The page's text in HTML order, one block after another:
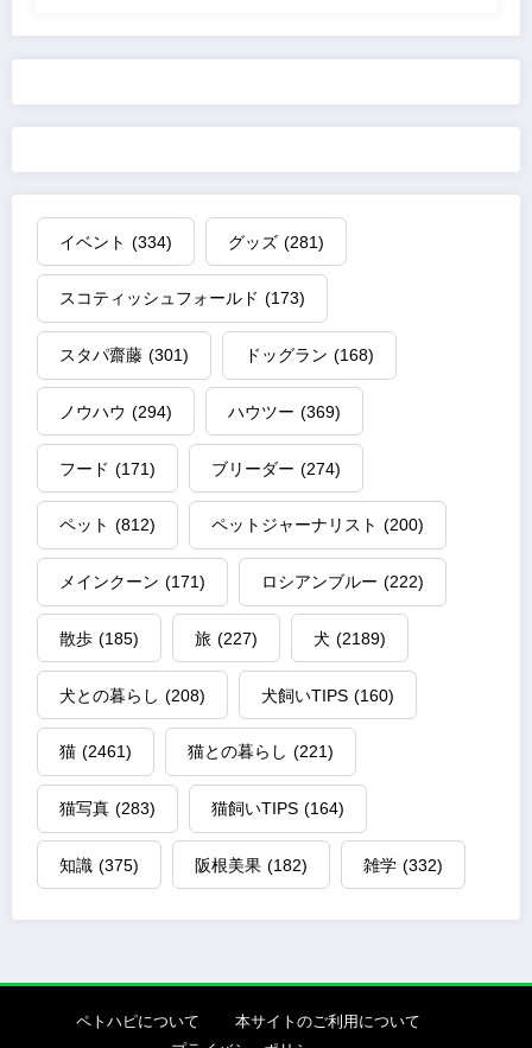
イベント (334) グッズ (281)
スコティッシュフォールド (173)
スタパ齋藤 (301) ドッグラン (168)
ノウハウ (294) ハウツー (369)
フード (171) ブリーダー (274)
ペット (812) ペットジャーナリスト (200)
メインクーン (171) ロシアンブルー (222)
散歩 (185) 旅 (227) 犬 (2189)
犬との暮らし (208) 犬飼いTIPS (160)
猫 (2461) 猫との暮らし (221)
猫写真 (283) 猫飼いTIPS (164)
知識 (375) 阪根美果 (182) 雑学 (332)
ペトハピについて
本サイトのご利用について